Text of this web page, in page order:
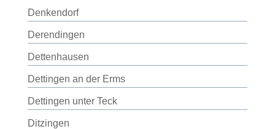
Denkendorf
Derendingen
Dettenhausen
Dettingen an der Erms
Dettingen unter Teck
Ditzingen